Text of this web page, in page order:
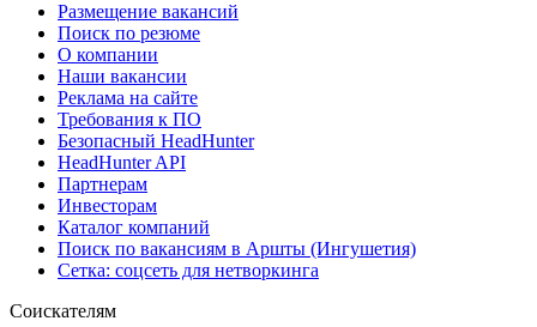
Размещение вакансий
Поиск по резюме
О компании
Наши вакансии
Реклама на сайте
Требования к ПО
Безопасный HeadHunter
HeadHunter API
Партнерам
Инвесторам
Каталог компаний
Поиск по вакансиям в Аршты (Ингушетия)
Сетка: соцсеть для нетворкинга
Соискателям